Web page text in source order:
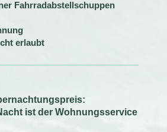
Fahrradabstellschuppen
erlaubt
ist der Wohnungsservice